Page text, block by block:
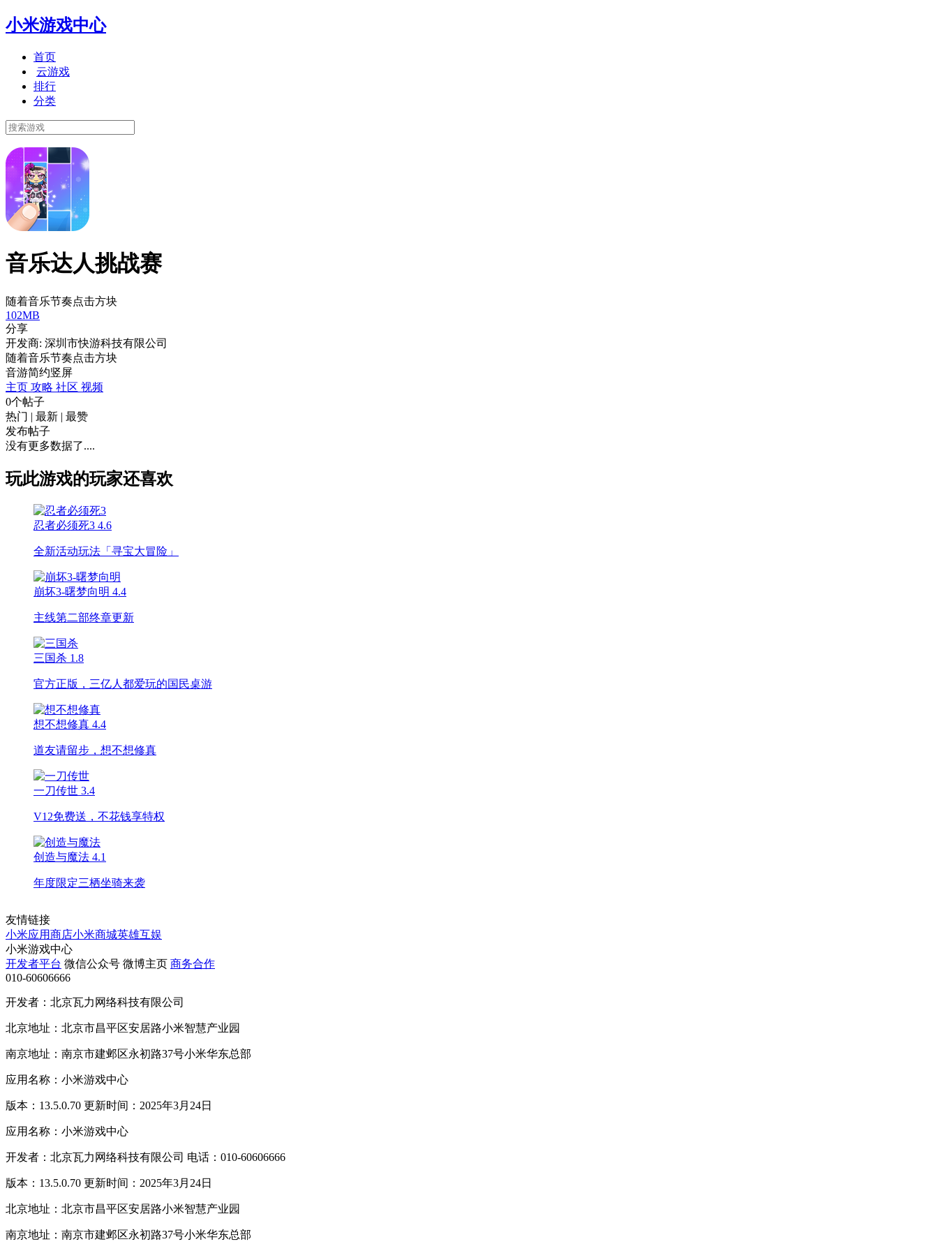
小米游戏中心
首页
云游戏
排行
分类
音乐达人挑战赛
随着音乐节奏点击方块
102MB
分享
开发商: 深圳市快游科技有限公司
随着音乐节奏点击方块
音游简约竖屏
主页 攻略 社区 视频
0个帖子
热门 | 最新 | 最赞
发布帖子
没有更多数据了....
玩此游戏的玩家还喜欢
忍者必须死3 4.6
全新活动玩法「寻宝大冒险」
崩坏3-曙梦向明 4.4
主线第二部终章更新
三国杀 1.8
官方正版，三亿人都爱玩的国民桌游
想不想修真 4.4
道友请留步，想不想修真
一刀传世 3.4
V12免费送，不花钱享特权
创造与魔法 4.1
年度限定三栖坐骑来袭
友情链接
小米应用商店小米商城英雄互娱
小米游戏中心
开发者平台 微信公众号 微博主页 商务合作
010-60606666
开发者：北京瓦力网络科技有限公司
北京地址：北京市昌平区安居路小米智慧产业园
南京地址：南京市建邺区永初路37号小米华东总部
应用名称：小米游戏中心
版本：13.5.0.70 更新时间：2025年3月24日
应用名称：小米游戏中心
开发者：北京瓦力网络科技有限公司 电话：010-60606666
版本：13.5.0.70 更新时间：2025年3月24日
北京地址：北京市昌平区安居路小米智慧产业园
南京地址：南京市建邺区永初路37号小米华东总部